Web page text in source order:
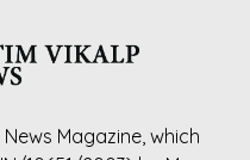
Magazine, which